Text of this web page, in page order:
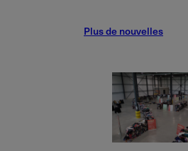
Plus de nouvelles